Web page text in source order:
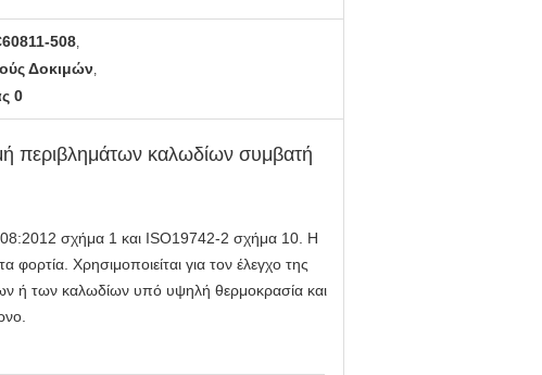
508,
Δοκιμών,
0
περιβλημάτων καλωδίων συμβατή
σχήμα 1 και ISO19742-2 σχήμα 10. Η
φορτία. Χρησιμοποιείται για τον έλεγχο της
ή των καλωδίων υπό υψηλή θερμοκρασία και